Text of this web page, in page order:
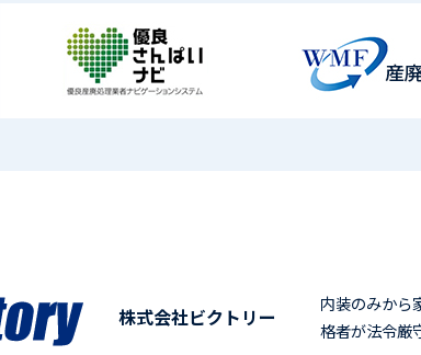
株式会社ビクトリー
内装のみから
格者が法令厳